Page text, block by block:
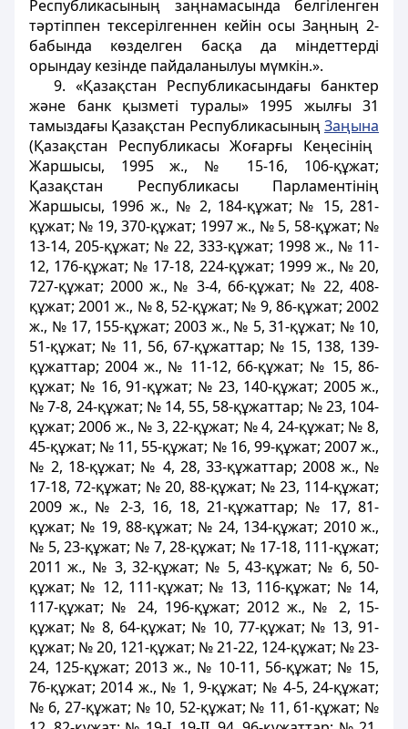
Республикасының заңнамасында белгіленген
тәртіппен тексерілгеннен кейін осы Заңның 2-
бабында көзделген басқа да міндеттерді
орындау кезінде пайдаланылуы мүмкін.».
9. «Қазақстан Республикасындағы банктер
және банк қызметі туралы» 1995 жылғы 31
тамыздағы Қазақстан РеспубликасыныңЗаңына
(Қазақстан Республикасы Жоғарғы Кеңесінің
Жаршысы, 1995 ж., № 15-16, 106-құжат;
Қазақстан Республикасы Парламентінің
Жаршысы, 1996 ж., № 2, 184-құжат; № 15, 281-
құжат; № 19, 370-құжат; 1997 ж., № 5, 58-құжат; №
13-14, 205-құжат; № 22, 333-құжат; 1998 ж., № 11-
12, 176-құжат; № 17-18, 224-құжат; 1999 ж., № 20,
727-құжат; 2000 ж., № 3-4, 66-құжат; № 22, 408-
құжат; 2001 ж., № 8, 52-құжат; № 9, 86-құжат; 2002
ж., № 17, 155-құжат; 2003 ж., № 5, 31-құжат; № 10,
51-құжат; № 11, 56, 67-құжаттар; № 15, 138, 139-
құжаттар; 2004 ж., № 11-12, 66-құжат; № 15, 86-
құжат; № 16, 91-құжат; № 23, 140-құжат; 2005 ж.,
№ 7-8, 24-құжат; № 14, 55, 58-құжаттар; № 23, 104-
құжат; 2006 ж., № 3, 22-құжат; № 4, 24-құжат; № 8,
45-құжат; № 11, 55-құжат; № 16, 99-құжат; 2007 ж.,
№ 2, 18-құжат; № 4, 28, 33-құжаттар; 2008 ж., №
17-18, 72-құжат; № 20, 88-құжат; № 23, 114-құжат;
2009 ж., № 2-3, 16, 18, 21-құжаттар; № 17, 81-
құжат; № 19, 88-құжат; № 24, 134-құжат; 2010 ж.,
№ 5, 23-құжат; № 7, 28-құжат; № 17-18, 111-құжат;
2011 ж., № 3, 32-құжат; № 5, 43-құжат; № 6, 50-
құжат; № 12, 111-құжат; № 13, 116-құжат; № 14,
117-құжат; № 24, 196-құжат; 2012 ж., № 2, 15-
құжат; № 8, 64-құжат; № 10, 77-құжат; № 13, 91-
құжат; № 20, 121-құжат; № 21-22, 124-құжат; № 23-
24, 125-құжат; 2013 ж., № 10-11, 56-құжат; № 15,
76-құжат; 2014 ж., № 1, 9-құжат; № 4-5, 24-құжат;
№ 6, 27-құжат; № 10, 52-құжат; № 11, 61-құжат; №